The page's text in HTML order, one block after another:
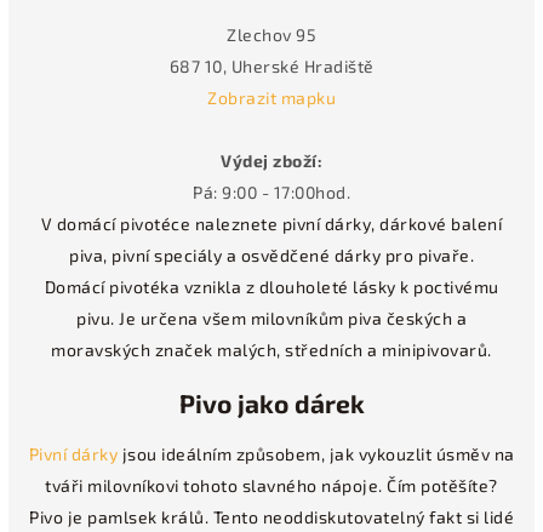
Zlechov 95
687 10, Uherské Hradiště
Zobrazit mapku
Výdej zboží:
Pá: 9:00 - 17:00hod.
V domácí pivotéce naleznete pivní dárky, dárkové balení
piva, pivní speciály a osvědčené dárky pro pivaře.
Domácí pivotéka vznikla z dlouholeté lásky k poctivému
pivu. Je určena všem milovníkům piva českých a
moravských značek malých, středních a minipivovarů.
Pivo jako dárek
Pivní dárky jsou ideálním způsobem, jak vykouzlit úsměv na
tváři milovníkovi tohoto slavného nápoje. Čím potěšíte?
Pivo je pamlsek králů. Tento neoddiskutovatelný fakt si lidé